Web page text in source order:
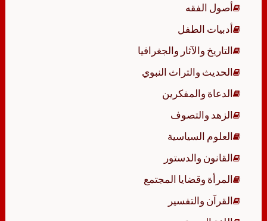
أصول الفقه
أدبيات الطفل
التاريخ والآثار والجغرافيا
الحديث والتراث النبوي
الدعاة والمفكرين
الزهد والتصوف
العلوم السياسية
القانون والدستور
المرأة وقضايا المجتمع
القرآن والتفسير